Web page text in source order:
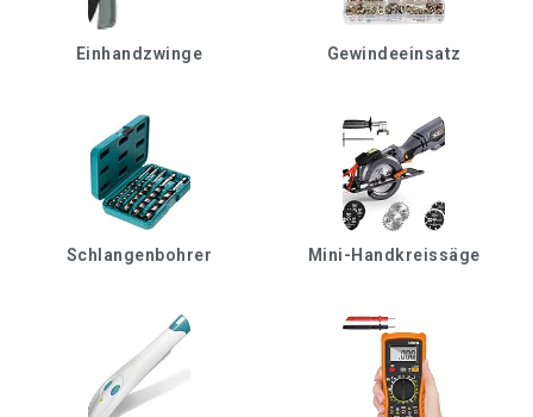
Einhandzwinge Gewindeeinsatz
Schlangenbohrer Mini-Handkreissäge